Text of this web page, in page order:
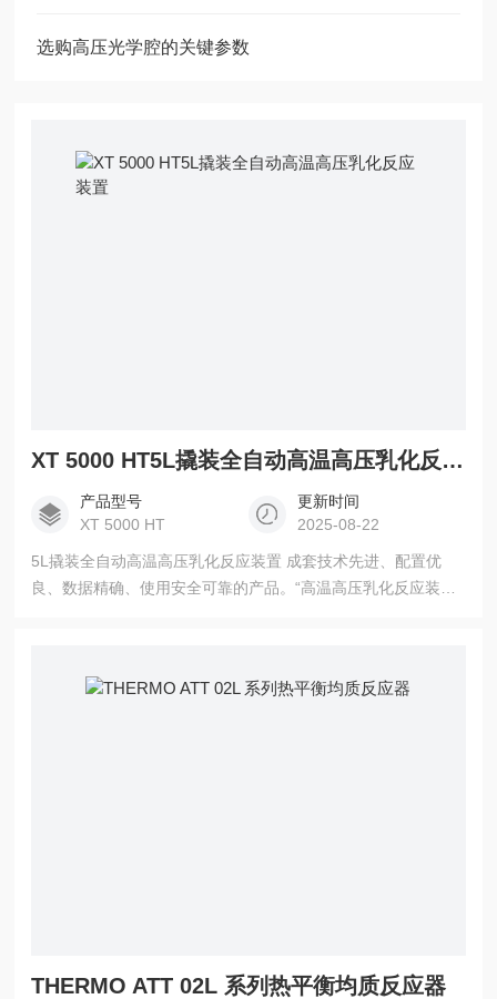
选购高压光学腔的关键参数
XT 5000 HT5L撬装全自动高温高压乳化反应装置
产品型号
XT 5000 HT
更新时间
2025-08-22
5L撬装全自动高温高压乳化反应装置 成套技术先进、配置优
良、数据精确、使用安全可靠的产品。“高温高压乳化反应装
4.改变不同线速度，恒温恒压下物料生成产品品质关系研究
THERMO ATT 02L 系列热平衡均质反应器